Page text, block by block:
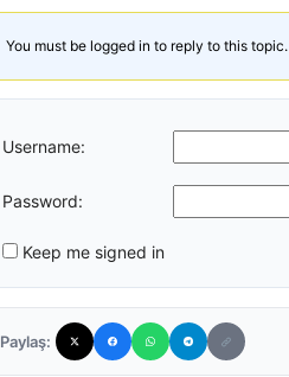
You must be logged in to reply to this topic.
Username:
Password:
Keep me signed in
Paylaş: